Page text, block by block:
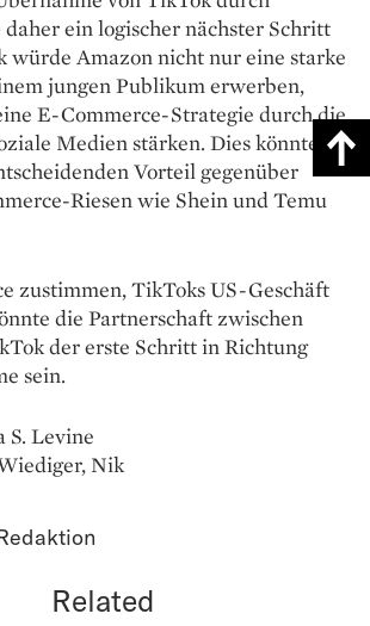
ein logischer nächster Schritt
würde Amazon nicht nur eine starke
jungen Publikum erwerben,
E-Commerce-Strategie durch die
Medien stärken. Dies könnte
Vorteil gegenüber
Riesen wie Shein und Temu
zustimmen, TikToks US-Geschäft
die Partnerschaft zwischen
der erste Schritt in Richtung
sein.
S. Levine
Nik
Related